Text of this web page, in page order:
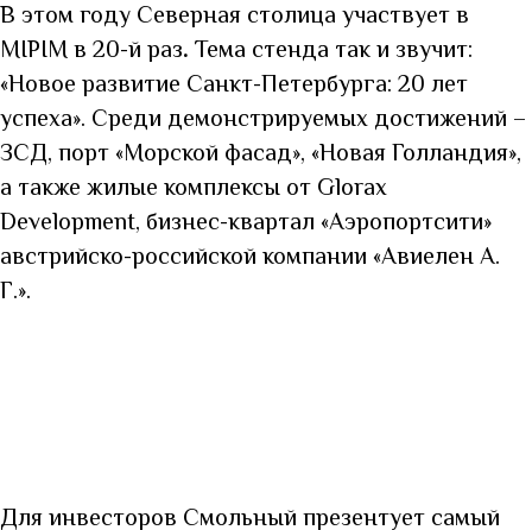
В этом году Северная столица участвует в
MIPIM в 20-й раз. Тема стенда так и звучит:
«Новое развитие Санкт-Петербурга: 20 лет
успеха». Среди демонстрируемых достижений –
ЗСД, порт «Морской фасад», «Новая Голландия»,
а также жилые комплексы от Glorax
Development, бизнес-квартал «Аэропортсити»
австрийско-российской компании «Авиелен А.
Г.».
Для инвесторов Смольный презентует самый